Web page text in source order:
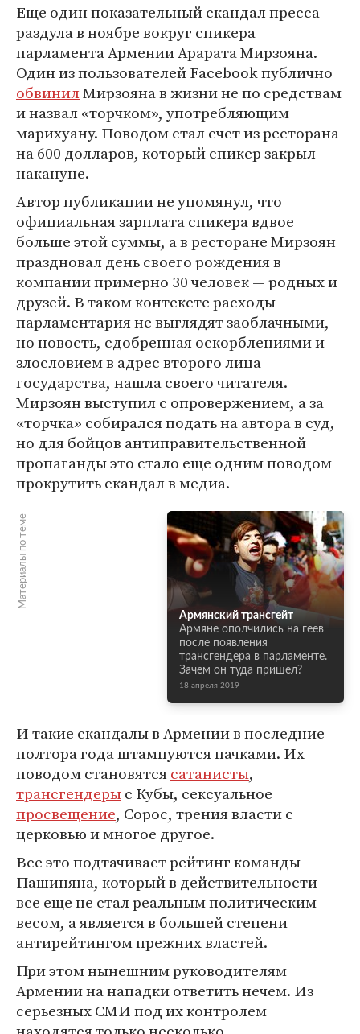
Еще один показательный скандал пресса
раздула в ноябре вокруг спикера
парламента Армении Арарата Мирзояна.
Один из пользователей Facebook публично
обвинилМирзояна в жизни не по средствам
и назвал «торчком», употребляющим
марихуану. Поводом стал счет из ресторана
на 600 долларов, который спикер закрыл
накануне.
Автор публикации не упомянул, что
официальная зарплата спикера вдвое
больше этой суммы, а в ресторане Мирзоян
праздновал день своего рождения в
компании примерно 30 человек — родных и
друзей. В таком контексте расходы
парламентария не выглядят заоблачными,
но новость, сдобренная оскорблениями и
злословием в адрес второго лица
государства, нашла своего читателя.
Мирзоян выступил с опровержением, а за
«торчка» собирался подать на автора в суд,
но для бойцов антиправительственной
пропаганды это стало еще одним поводом
прокрутить скандал в медиа.
Материалы по теме
Армянский трансгейт
Армяне ополчились на геев
после появления
трансгендера в парламенте.
Зачем он туда пришел?
18 апреля 2019
И такие скандалы в Армении в последние
полтора года штампуются пачками. Их
поводом становятсясатанисты,
трансгендерыс Кубы, сексуальное
просвещение, Сорос, трения власти с
церковью и многое другое.
Все это подтачивает рейтинг команды
Пашиняна, который в действительности
все еще не стал реальным политическим
весом, а является в большей степени
антирейтингом прежних властей.
При этом нынешним руководителям
Армении на нападки ответить нечем. Из
серьезных СМИ под их контролем